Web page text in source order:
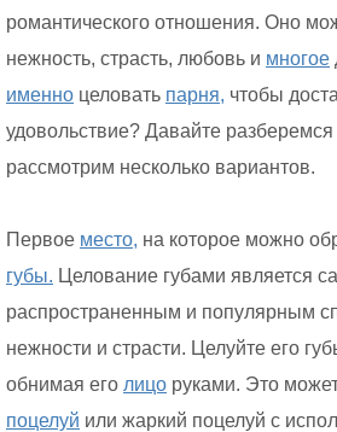
романтического отношения. Оно
нежность, страсть, любовь и многое
именно целовать парня, чтобы
удовольствие? Давайте разберемся
рассмотрим несколько вариантов.
Первое место, на которое можно
губы. Целование губами является
распространенным и популярным
нежности и страсти. Целуйте его
обнимая его лицо руками. Это
поцелуй или жаркий поцелуй с